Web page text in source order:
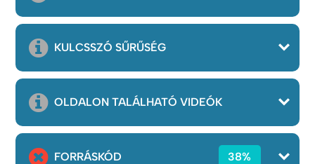
KULCSSZÓ SŰRŰSÉG
OLDALON TALÁLHATÓ VIDEÓK
FORRÁSKÓD 38%